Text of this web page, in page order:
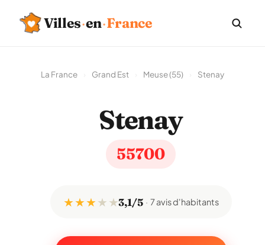
Villes·en·France
La France Grand Est Meuse (55) Stenay
Stenay
55700
★ ★ ★★ ★3,1/5 7 avis d'habitants